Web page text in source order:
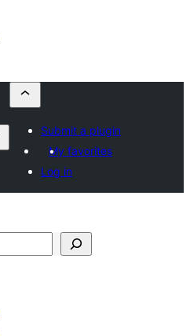
Submit a plugin
My favorites
Log in